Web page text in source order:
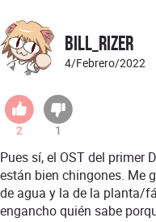
Bill_Rizer
4/Febrero/2022
2 1
Pues sí, el OST del primer
están bien chingones. Me
de agua y la de la planta/
engancho quién sabe